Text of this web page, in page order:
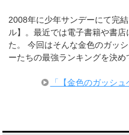
2008年に少年サンデーにて完
ル】。最近では電子書籍や書
た。 今回はそんな金色のガッ
ーたちの最強ランキングを決め
「【金色のガッシ